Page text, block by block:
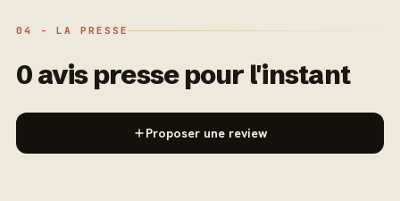
04 - LA PRESSE
0 avis presse pour l'instant
Proposer une review